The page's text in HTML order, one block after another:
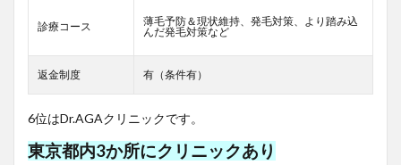
診療コース
薄毛予防＆現状維持、発毛対策、より踏み込
んだ発毛対策など
返金制度 有（条件有）
6位はDr.AGAクリニックです。
東京都内3か所にクリニックあり